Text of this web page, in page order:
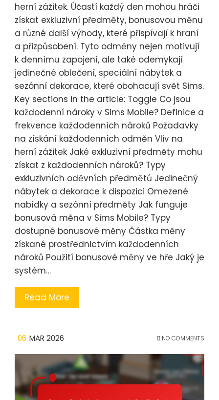
herní zážitek. Účastí každý den mohou hráči
získat exkluzivní předměty, bonusovou měnu
a různé další výhody, které přispívají k hraní
a přizpůsobení. Tyto odměny nejen motivují
k dennímu zapojení, ale také odemykají
jedinečné oblečení, speciální nábytek a
sezónní dekorace, které obohacují svět Sims.
Key sections in the article: Toggle Co jsou
každodenní nároky v Sims Mobile? Definice a
frekvence každodenních nároků Požadavky
na získání každodenních odměn Vliv na
herní zážitek Jaké exkluzivní předměty mohu
získat z každodenních nároků? Typy
exkluzivních oděvních předmětů Jedinečný
nábytek a dekorace k dispozici Omezené
nabídky a sezónní předměty Jak funguje
bonusová měna v Sims Mobile? Typy
dostupné bonusové měny Částka měny
získané prostřednictvím každodenních
nároků Použití bonusové měny ve hře Jaký je
systém…
Read More
06 MAR 2026 NO COMMENTS